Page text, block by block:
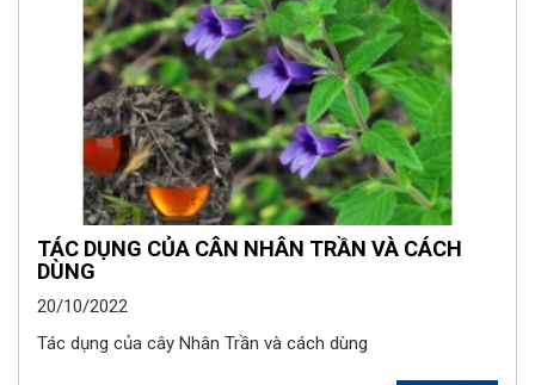
TÁC DỤNG CỦA CÂN NHÂN TRẦN VÀ CÁCH
DÙNG
20/10/2022
Tác dụng của cây Nhân Trần và cách dùng